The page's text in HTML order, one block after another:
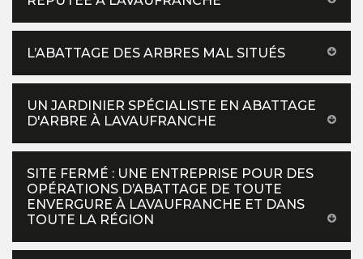
L’ABATTAGE DES ARBRES MAL SITUÉS
UN JARDINIER SPÉCIALISTE EN ABATTAGE
D'ARBRE À LAVAUFRANCHE
SITE FERMÉ : UNE ENTREPRISE POUR DES
OPÉRATIONS D’ABATTAGE DE TOUTE
ENVERGURE À LAVAUFRANCHE ET DANS
TOUTE LA RÉGION